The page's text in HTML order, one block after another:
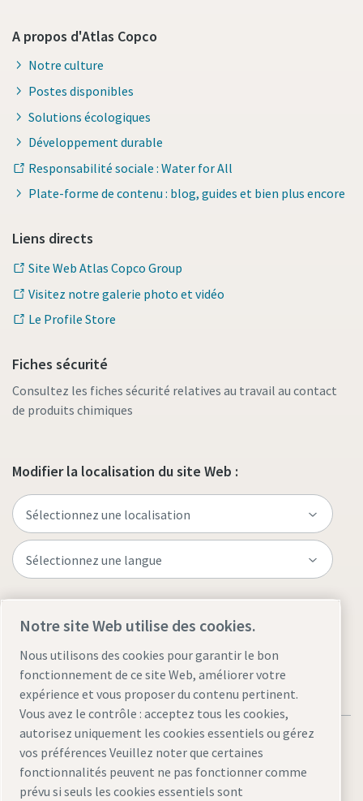
A propos d'Atlas Copco
Notre culture
Postes disponibles
Solutions écologiques
Développement durable
Responsabilité sociale : Water for All
Plate-forme de contenu : blog, guides et bien plus encore
Liens directs
Site Web Atlas Copco Group
Visitez notre galerie photo et vidéo
Le Profile Store
Fiches sécurité
Consultez les fiches sécurité relatives au travail au contact
de produits chimiques
Modifier la localisation du site Web :
Notre site Web utilise des cookies.
Nous utilisons des cookies pour garantir le bon
fonctionnement de ce site Web, améliorer votre
expérience et vous proposer du contenu pertinent.
Vous avez le contrôle : acceptez tous les cookies,
autorisez uniquement les cookies essentiels ou gérez
vos préférences Veuillez noter que certaines
fonctionnalités peuvent ne pas fonctionner comme
prévu si seuls les cookies essentiels sont